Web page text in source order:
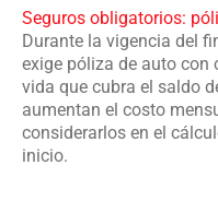
Seguros obligatorios:
Durante la vigencia del
exige póliza de auto con
vida que cubra el saldo
aumentan el costo
considerarlos en el
inicio.